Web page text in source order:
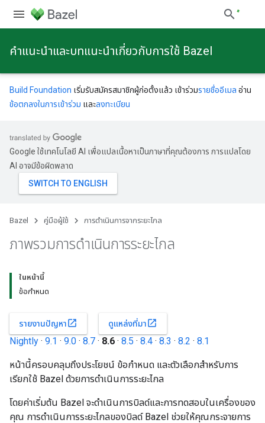
คําแนะนําและบทแนะนําเกี่ยวกับการใช้ Bazel
Build Foundation เริ่มรับสมัครสมาชิกผู้ก่อตั้งแล้ว เข้าร่วมรายชื่ออีเมล อ่าน
ข้อตกลงในการเข้าร่วม และลงทะเบียน
Google ใช้เทคโนโลยี AI เพื่อแปลเนื้อหาเป็นภาษาที่คุณต้องการ การแปลโดย
AI อาจมีข้อผิดพลาด
Bazel คู่มือผู้ใช้ การดําเนินการจากระยะไกล
ภาพรวมการดำเนินการระยะไกล
ในหน้านี้
ข้อกำหนด
รายงานปัญหาopen_in_new ดูแหล่งที่มาopen_in_new
Nightly · 9.1 · 9.0 · 8.7 · 8.6 · 8.5 · 8.4 · 8.3 · 8.2 · 8.1
หน้านี้ครอบคลุมถึงประโยชน์ ข้อกำหนด และตัวเลือกสำหรับการ
เรียกใช้ Bazel ด้วยการดำเนินการระยะไกล
โดยค่าเริ่มต้น Bazel จะดำเนินการบิลด์และการทดสอบในเครื่องของ
คุณ การดำเนินการระยะไกลของบิลด์ Bazel ช่วยให้คุณกระจายการ